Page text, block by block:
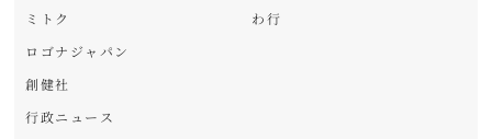
ミトク
ロゴナジャパン
創健社
行政ニュース
わ行